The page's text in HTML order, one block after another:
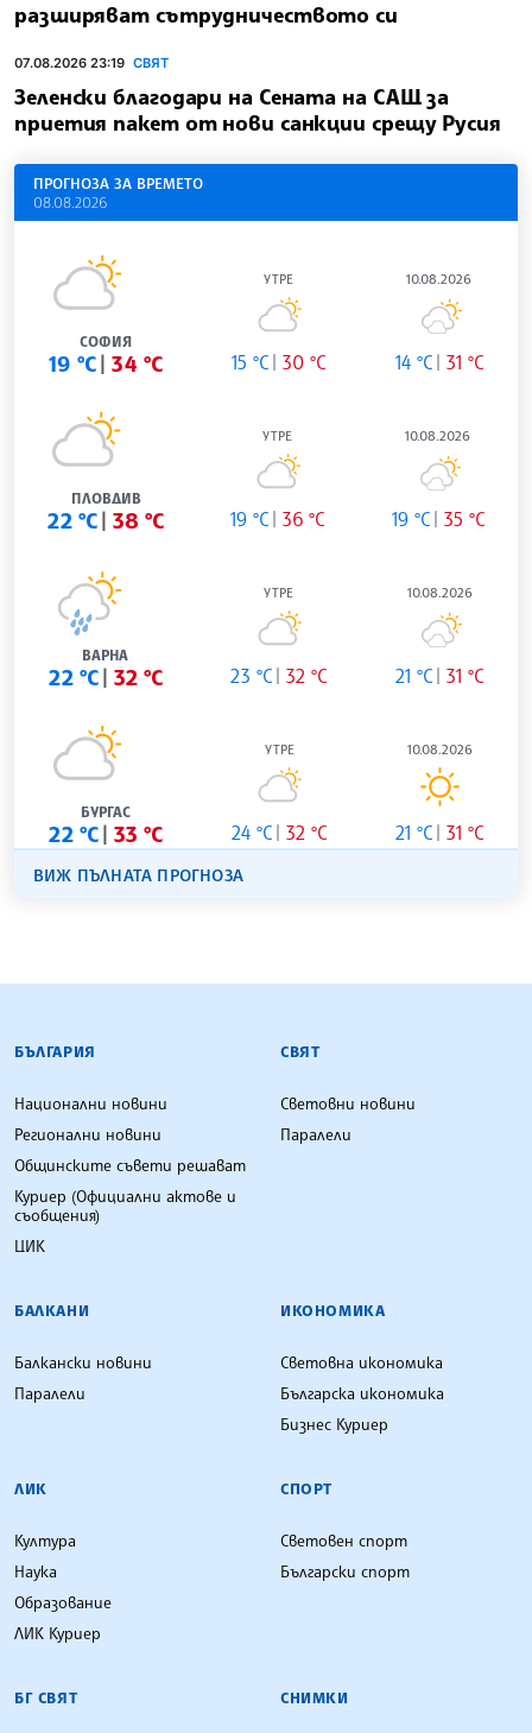
разширяват сътрудничеството си
07.08.2026 23:19 СВЯТ
Зеленски благодари на Сената на САЩ за
приетия пакет от нови санкции срещу Русия
ПРОГНОЗА ЗА ВРЕМЕТО
08.08.2026
СОФИЯ
19 °C 34 °C
УТРЕ
15 °C 30 °C
10.08.2026
14 °C 31 °C
ПЛОВДИВ
22 °C 38 °C
УТРЕ
19 °C 36 °C
10.08.2026
19 °C 35 °C
ВАРНА
22 °C 32 °C
УТРЕ
23 °C 32 °C
10.08.2026
21 °C 31 °C
БУРГАС
22 °C 33 °C
УТРЕ
24 °C 32 °C
10.08.2026
21 °C 31 °C
ВИЖ ПЪЛНАТА ПРОГНОЗА
БЪЛГАРСКА ТЕЛЕГРАФНА АГЕНЦИЯ
БЪЛГАРИЯ
Национални новини
Регионални новини
Общинските съвети решават
Куриер (Официални актове и
съобщения)
ЦИК
СВЯТ
Световни новини
Паралели
БАЛКАНИ
Балкански новини
Паралели
ИКОНОМИКА
Световна икономика
Българска икономика
Бизнес Куриер
ЛИК
Култура
Наука
Образование
ЛИК Куриер
СПОРТ
Световен спорт
Български спорт
БГ СВЯТ СНИМКИ